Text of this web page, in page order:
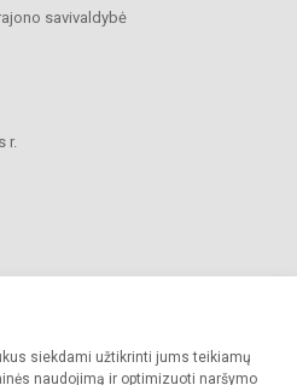
siekdami užtikrinti jums teikiamų
naudojimą ir optimizuoti naršymo
savivaldybė
r.
mokykla. Visos teisės saugomos.
sutikimo griežtai draudžiama.